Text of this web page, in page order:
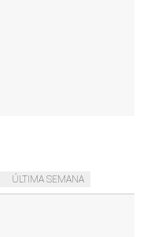
ÚLTIMA SEMANA